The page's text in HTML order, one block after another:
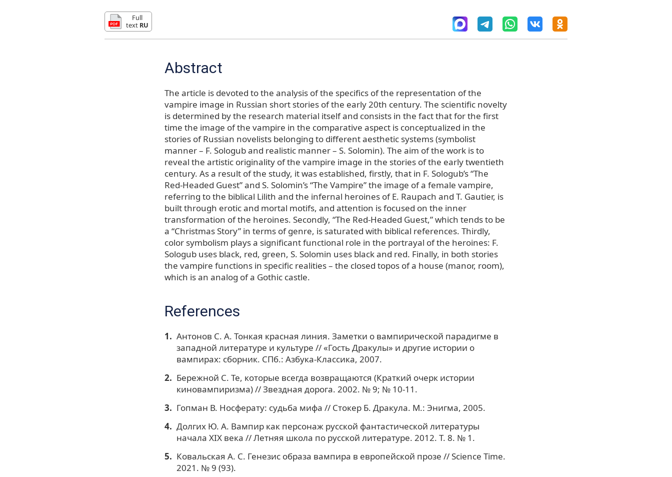
Full
text RU
Abstract
The article is devoted to the analysis of the specifics of the representation of the
vampire image in Russian short stories of the early 20th century. The scientific novelty
is determined by the research material itself and consists in the fact that for the first
time the image of the vampire in the comparative aspect is conceptualized in the
stories of Russian novelists belonging to different aesthetic systems (symbolist
manner – F. Sologub and realistic manner – S. Solomin). The aim of the work is to
reveal the artistic originality of the vampire image in the stories of the early twentieth
century. As a result of the study, it was established, firstly, that in F. Sologub’s “The
Red-Headed Guest” and S. Solomin’s “The Vampire” the image of a female vampire,
referring to the biblical Lilith and the infernal heroines of E. Raupach and T. Gautier, is
built through erotic and mortal motifs, and attention is focused on the inner
transformation of the heroines. Secondly, “The Red-Headed Guest,” which tends to be
a “Christmas Story” in terms of genre, is saturated with biblical references. Thirdly,
color symbolism plays a significant functional role in the portrayal of the heroines: F.
Sologub uses black, red, green, S. Solomin uses black and red. Finally, in both stories
the vampire functions in specific realities – the closed topos of a house (manor, room),
which is an analog of a Gothic castle.
References
Антонов С. А. Тонкая красная линия. Заметки о вампирической парадигме в
западной литературе и культуре // «Гость Дракулы» и другие истории о
вампирах: сборник. СПб.: Азбука-Классика, 2007.
Бережной С. Те, которые всегда возвращаются (Краткий очерк истории
киновампиризма) // Звездная дорога. 2002. № 9; № 10-11.
Гопман В. Носферату: судьба мифа // Стокер Б. Дракула. М.: Энигма, 2005.
Долгих Ю. А. Вампир как персонаж русской фантастической литературы
начала XIX века // Летняя школа по русской литературе. 2012. Т. 8. № 1.
Ковальская А. С. Генезис образа вампира в европейской прозе // Science Time.
2021. № 9 (93).